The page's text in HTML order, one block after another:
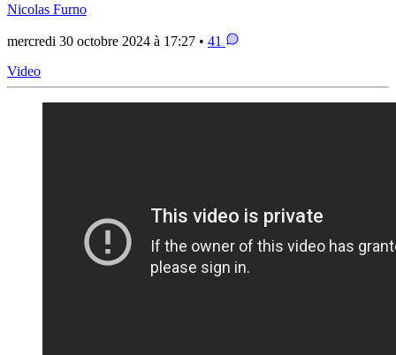
Nicolas Furno
mercredi 30 octobre 2024 à 17:27 • 41
Video